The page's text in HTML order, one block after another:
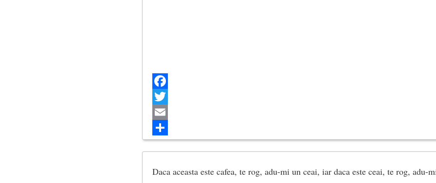
Facebook
Twitter
Email
Share
Daca aceasta este cafea, te rog, adu-mi un ceai, iar daca este ceai, te rog, adu-